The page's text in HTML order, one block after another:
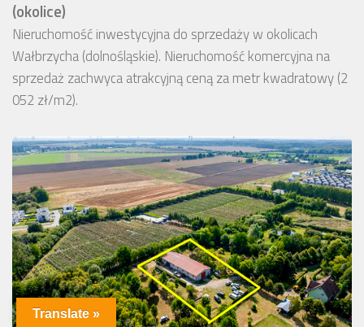
(okolice)
Nieruchomość inwestycyjna do sprzedaży w okolicach
Wałbrzycha (dolnośląskie). Nieruchomość komercyjna na
sprzedaż zachwyca atrakcyjną ceną za metr kwadratowy (2
052 zł/m2).
Translate »